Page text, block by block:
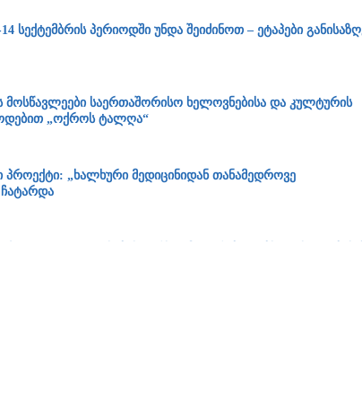
სექტემბრის პერიოდში უნდა შეიძინოთ – ეტაპები
საერთაშორისო ხელოვნებისა და კულტურის
„ოქროს ტალღა“
„ხალხური მედიცინიდან თანამედროვე